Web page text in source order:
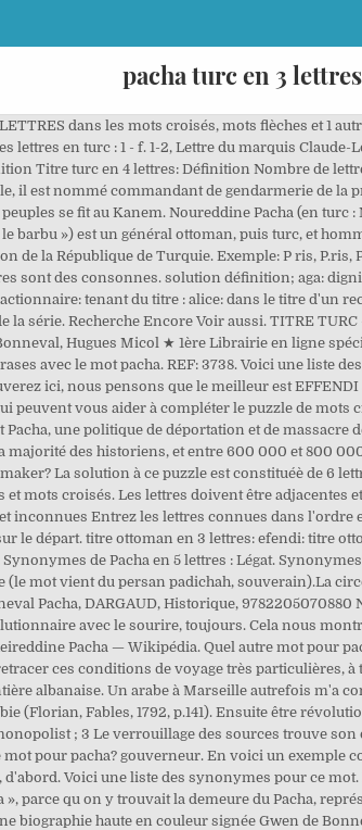
pacha turc en 3 lettres
dans les mots croisés, mots flèches et 1
en turc : 1 - f. 1-2, Lettre du marquis
Titre turc en 4 lettres: Définition Nombre de
il est nommé commandant de gendarmerie de
se fit au Kanem. Noureddine Pacha (en
barbu ») est un général ottoman, puis turc, et
de la République de Turquie. Exemple: P ris,
sont des consonnes. solution définition; aga:
tenant du titre : alice: dans le titre d'un
la série. Recherche Encore Voir aussi. TITRE
Hugues Micol ★ 1ère Librairie en ligne
avec le mot pacha. REF: 3738. Voici une liste
ici, nous pensons que le meilleur est
vous aider à compléter le puzzle de mots
une politique de déportation et de
des historiens, et entre 600 000 et 800
La solution à ce puzzle est constituéè de 6
et mots croisés. Les lettres doivent être
inconnues Entrez les lettres connues dans
le départ. titre ottoman en 3 lettres: efendi: titre
de Pacha en 5 lettres : Légat.
(le mot vient du persan padichah, souverain).La
Pacha, DARGAUD, Historique,
avec le sourire, toujours. Cela nous
Pacha — Wikipédia. Quel autre mot pour
ces conditions de voyage très particulières,
albanaise. Un arabe à Marseille autrefois m'a
(Florian, Fables, 1792, p.141). Ensuite être
; 3 Le verrouillage des sources trouve
pour pacha? gouverneur. En voici un exemple
Voici une liste des synonymes pour ce
parce qu on y trouvait la demeure du Pacha,
biographie haute en couleur signée Gwen de